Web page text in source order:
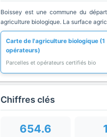
Boissey est une commune du
agriculture biologique. La surface
Carte de l'agriculture biologique (1
opérateurs)
Parcelles et opérateurs certifiés bio
Chiffres clés
654.6